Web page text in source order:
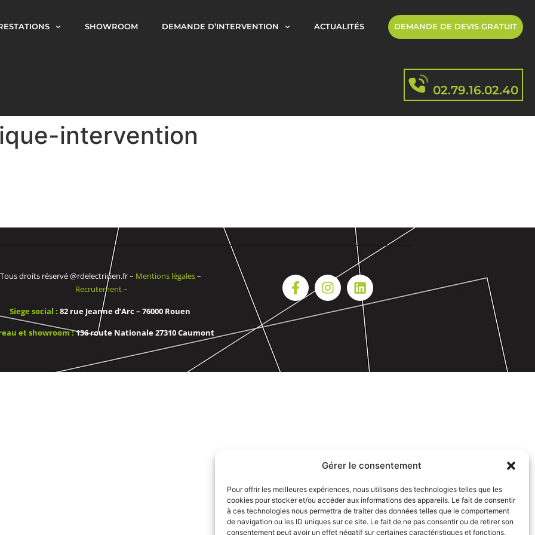
Gérer le consentement
Pour offrir les meilleures expériences, nous utilisons des technologies telles que les
cookies pour stocker et/ou accéder aux informations des appareils. Le fait de consentir
à ces technologies nous permettra de traiter des données telles que le comportement
de navigation ou les ID uniques sur ce site. Le fait de ne pas consentir ou de retirer son
consentement peut avoir un effet négatif sur certaines caractéristiques et fonctions.
SHOWROOM DEMANDE D’INTERVENTION ACTUALITÉS DEMANDE DE DEVIS GRATUIT
02.79.16.02.40
intervention
Tous droits réservé @rdelectricien.fr – Mentions légales–
Recrutement–
Siege social : 82 rue Jeanne d’Arc – 76000 Rouen
et showroom :136 route Nationale 27310 Caumont